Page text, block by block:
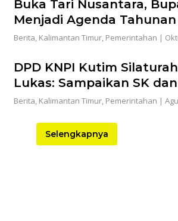
Buka Tari Nusantara,
Menjadi Agenda Tahunan
Berita, Kalimantan Timur, Pemerintahan |
DPD KNPI Kutim
Lukas: Sampaikan SK
Berita, Kalimantan Timur, Pemerintahan |
Selengkapnya